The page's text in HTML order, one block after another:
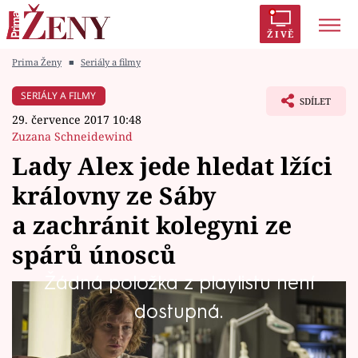
ŽIVĚ
Módní alarm
Témata
Celebrity
Vztahy
Seriály
Prima Ženy ■ Seriály a filmy
SERIÁLY A FILMY
29. července 2017 10:48
Zuzana Schneidewind
SDÍLET
Lady Alex jede hledat lžíci
královny ze Sáby
a zachránit kolegyni ze
spárů únosců
Žádná položka z playlistu není
dostupná.
Hlavní hrdinka dobrodružného seriálu Hooten
a Lady: Lovci pokladů se musí vypravit do
Etiopie, aby tam zachránila život Elle, kterou